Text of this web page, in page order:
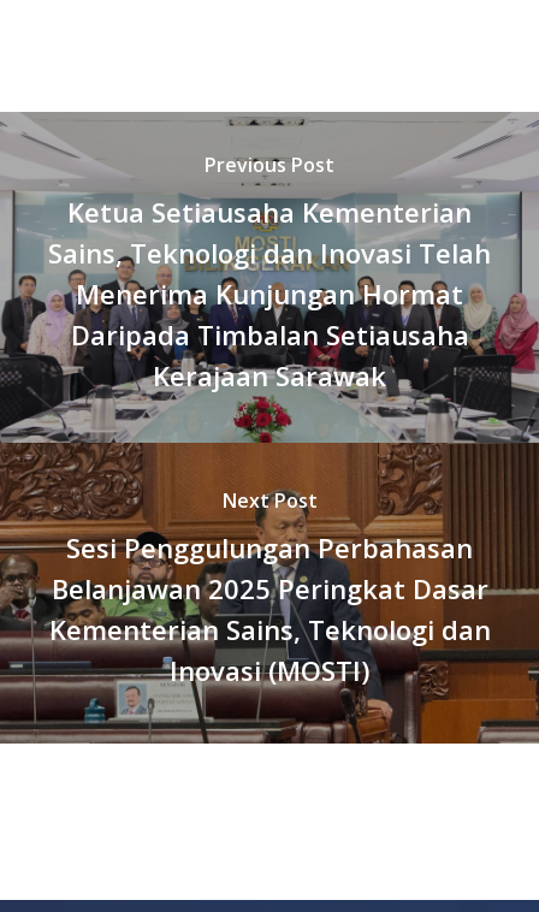
Previous Post
Ketua Setiausaha Kementerian
Sains, Teknologi dan Inovasi Telah
Menerima Kunjungan Hormat
Daripada Timbalan Setiausaha
Kerajaan Sarawak
Next Post
Sesi Penggulungan Perbahasan
Belanjawan 2025 Peringkat Dasar
Kementerian Sains, Teknologi dan
Inovasi (MOSTI)